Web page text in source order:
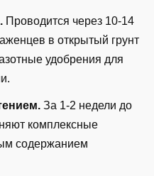
Проводится через 10-14
в открытый грунт
удобрения для
За 1-2 недели до
комплексные
содержанием